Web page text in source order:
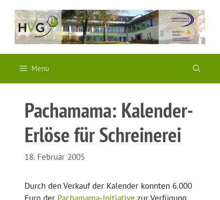
Inhalt
springen
Menü
Pachamama: Kalender-
Erlöse für Schreinerei
18. Februar 2005
Durch den Verkauf der Kalender konnten 6.000